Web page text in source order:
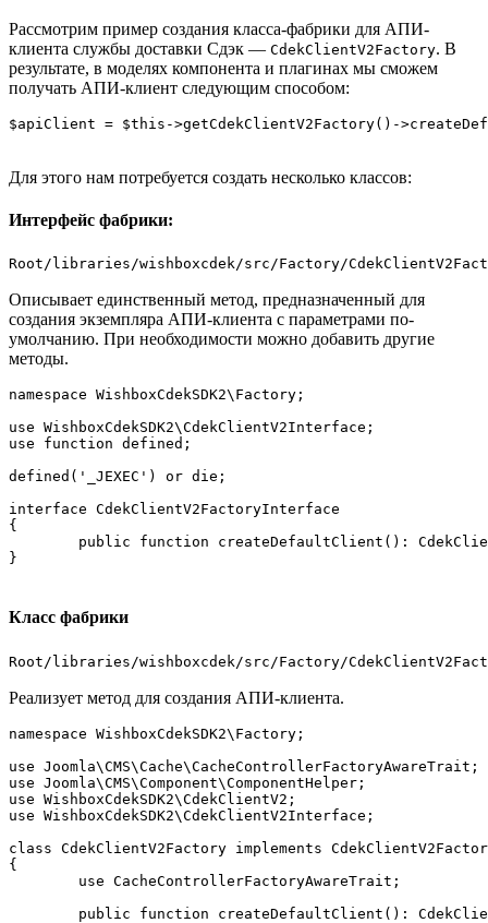
Рассмотрим пример создания класса-фабрики для АПИ-
клиента службы доставки Сдэк — CdekClientV2Factory. В
результате, в моделях компонента и плагинах мы сможем
получать АПИ-клиент следующим способом:
$apiClient = $this->getCdekClientV2Factory()-
Для этого нам потребуется создать несколько классов:
Интерфейс фабрики:
Root/libraries/wishboxcdek/src/Factory/
Описывает единственный метод, предназначенный для
создания экземпляра АПИ-клиента с параметрами по-
умолчанию. При необходимости можно добавить другие
методы.
namespace WishboxCdekSDK2\Factory;
use WishboxCdekSDK2\CdekClientV2Interface;
use function defined;
defined('_JEXEC') or die;
interface CdekClientV2FactoryInterface
{
}
Класс фабрики
Root/libraries/wishboxcdek/src/Factory/
Реализует метод для создания АПИ-клиента.
namespace WishboxCdekSDK2\Factory;
use Joomla\CMS\Cache\CacheControllerFactoryAwareTrait;
use Joomla\CMS\Component\ComponentHelper;
use WishboxCdekSDK2\CdekClientV2;
use WishboxCdekSDK2\CdekClientV2Interface;
class CdekClientV2Factory implements
{